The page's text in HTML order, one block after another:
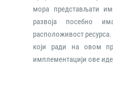
мора представљати
развоја посебно
расположивост
који ради на овом
имплементацији ове